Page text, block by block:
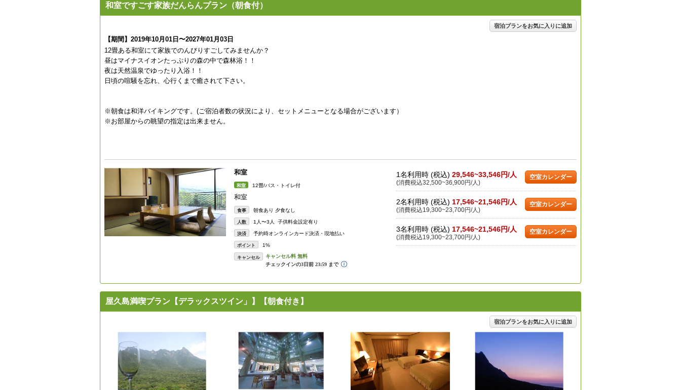
和室ですごす家族だんらんプラン（朝食付）
宿泊プランをお気に入りに追加
【期間】2019年10月01日〜2027年01月03日
12畳ある和室にて家族でのんびりすごしてみませんか？
昼はマイナスイオンたっぷりの森の中で森林浴！！
夜は天然温泉でゆったり入浴！！
日頃の喧騒を忘れ、心行くまで癒されて下さい。
※朝食は和洋バイキングです。(ご宿泊者数の状況により、セットメニューとなる場合がございます）
※お部屋からの眺望の指定は出来ません。
和室
和室 12畳/バス・トイレ付
和室
食事 朝食あり 夕食なし
人数 1人〜3人 子供料金設定有り
決済 予約時オンラインカード決済・現地払い
ポイント 1%
キャンセル
1名利用時 (税込) 29,546~33,546円/人
(消費税込32,500~36,900円/人)
空室カレンダー
2名利用時 (税込) 17,546~21,546円/人
(消費税込19,300~23,700円/人)
空室カレンダー
3名利用時 (税込) 17,546~21,546円/人
(消費税込19,300~23,700円/人)
空室カレンダー
屋久島満喫プラン【デラックスツイン」】【朝食付き】
宿泊プランをお気に入りに追加